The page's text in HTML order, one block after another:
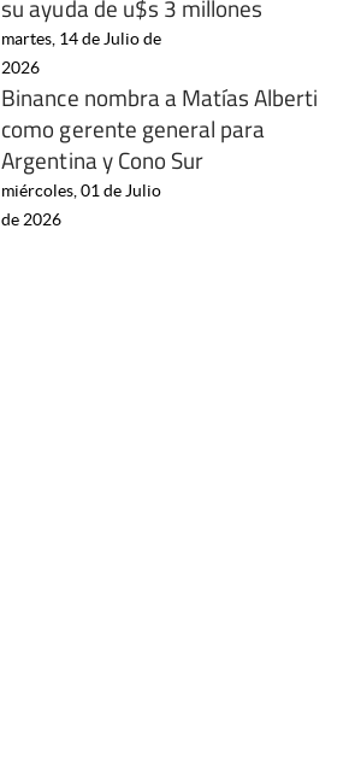
su ayuda de u$s 3 millones
martes, 14 de Julio de
2026
Binance nombra a Matías Alberti
como gerente general para
Argentina y Cono Sur
miércoles, 01 de Julio
de 2026